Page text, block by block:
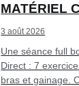
MATÉRIEL
3 août 2026
Une séance full
Direct : 7
bras et gainage.